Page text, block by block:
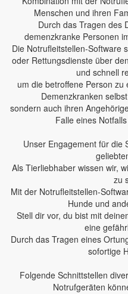
Menschen und ihren
Durch das Tragen des
demenzkranke Personen
Die Notrufleitstellen-Software
oder Rettungsdienste über
und schnell
um die betroffene Person
Demenzkranken
sondern auch ihren
Falle eines
Unser Engagement für die
Als Tierliebhaber wissen wir,
zu
Mit der Notrufleitstellen-
Hunde und
Stell dir vor, du bist mit
eine
Durch das Tragen eines
sofortige
Folgende Schnittstellen
Notrufgeräten